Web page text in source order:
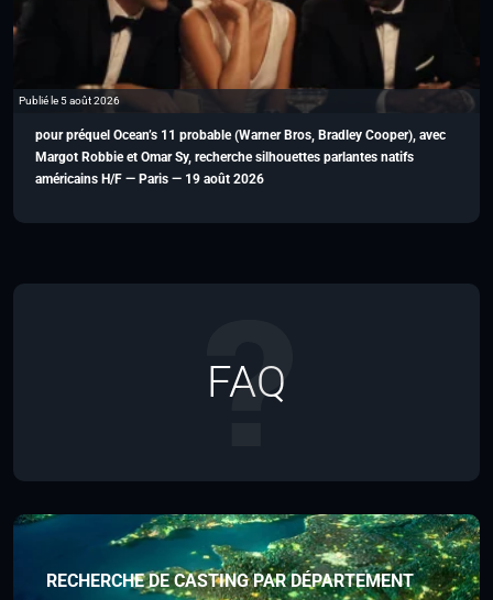
Publié le 5 août 2026
pour préquel Ocean’s 11 probable (Warner Bros, Bradley Cooper), avec
Margot Robbie et Omar Sy, recherche silhouettes parlantes natifs
américains H/F — Paris — 19 août 2026
FAQ
RECHERCHE DE CASTING PAR DÉPARTEMENT